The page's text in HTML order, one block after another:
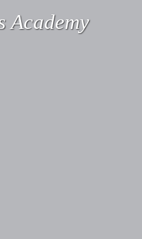
Academy